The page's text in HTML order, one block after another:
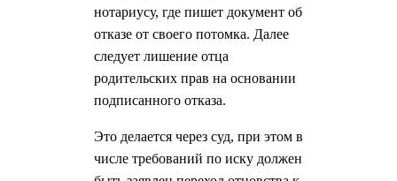
нотариусу, где пишет документ об
отказе от своего потомка. Далее
следует лишение отца
родительских прав на основании
подписанного отказа.
Это делается через суд, при этом в
числе требований по иску должен